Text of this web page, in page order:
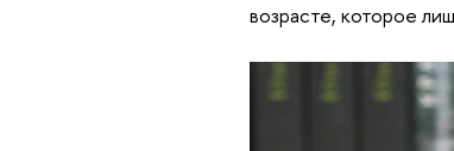
возрасте, которое